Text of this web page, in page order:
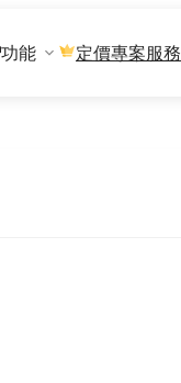
功能 定價專案服務